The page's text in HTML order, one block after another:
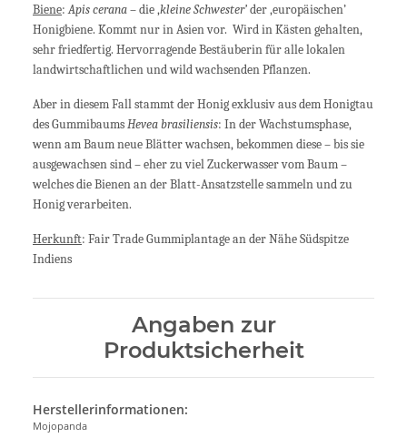
Biene:Apis cerana– die ‚kleine Schwester’der ‚europäischen’
Honigbiene. Kommt nur in Asien vor. Wird in Kästen gehalten,
sehr friedfertig. Hervorragende Bestäuberin für alle lokalen
landwirtschaftlichen und wild wachsenden Pflanzen.
Aber in diesem Fall stammt der Honig exklusiv aus dem Honigtau
des GummibaumsHevea brasiliensis: In der Wachstumsphase,
wenn am Baum neue Blätter wachsen, bekommen diese – bis sie
ausgewachsen sind – eher zu viel Zuckerwasser vom Baum –
welches die Bienen an der Blatt-Ansatzstelle sammeln und zu
Honig verarbeiten.
Herkunft: Fair Trade Gummiplantage an der Nähe Südspitze
Indiens
Angaben zur
Produktsicherheit
Herstellerinformationen:
Mojopanda